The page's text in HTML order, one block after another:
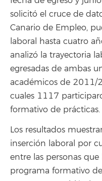
solicitó el cruce de
Canario de Empleo,
laboral hasta cuatro
analizó la trayectoria
egresadas de ambas
académicos de
cuales 1117
formativo de prácticas.
Los resultados
inserción laboral por
entre las personas
programa formativo